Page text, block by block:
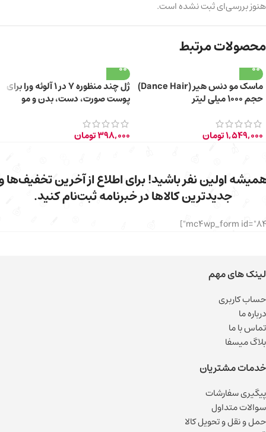
هنوز بررسی‌ای ثبت نشده است.
محصولات مرتبط
ماسک مو دنس هیر (Dance Hair)
حجم ۱۰۰۰ میلی لیتر
1,549,000تومان
ژل چند منظوره 7 در 1 آلوئه ورا برای
پوست صورت، دست، بدن و مو
398,000تومان
اولین نفر باشید! برای اطلاع از آخرین تخفیف‌ها
جدیدترین کالاها در خبرنامه ثبت‌نام کنید.
لینک های مهم
حساب کاربری
درباره ما
تماس با ما
بلاگ میسفا
خدمات مشتریان
پیگیری سفارشات
سوالات متداول
حمل و نقل و تحویل کالا